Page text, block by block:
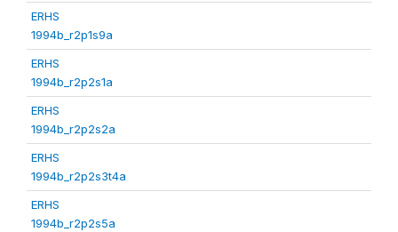
ERHS
1994b_r2p1s9a
ERHS
1994b_r2p2s1a
ERHS
1994b_r2p2s2a
ERHS
1994b_r2p2s3t4a
ERHS
1994b_r2p2s5a